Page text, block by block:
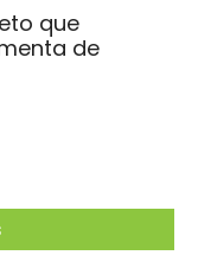
que
de